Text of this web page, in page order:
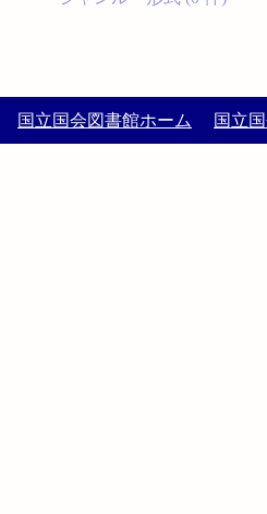
国立国会図書館ホーム 国立